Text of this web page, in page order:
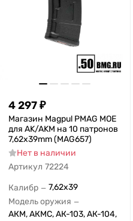
4 297₽
Магазин Magpul PMAG MOE
для AK/AKM на 10 патронов
7,62x39mm (MAG657)
Нет в наличии
Артикул 72224
Калибр — 7,62x39
Модель оружия —
АКМ, АКМС, АК-103, АК-104,